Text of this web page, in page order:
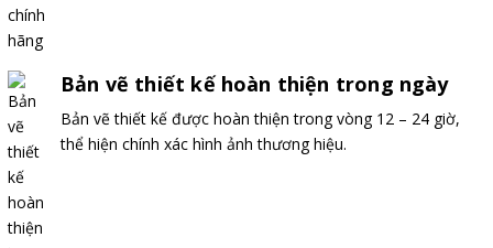
Bản vẽ thiết kế hoàn thiện trong ngày
Bản vẽ thiết kế được hoàn thiện trong vòng 12 – 24 giờ,
thể hiện chính xác hình ảnh thương hiệu.